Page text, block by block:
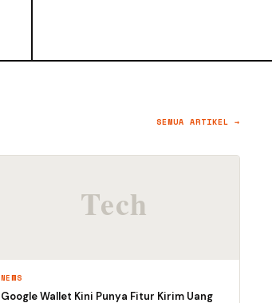
SEMUA ARTIKEL →
NEWS
Google Wallet Kini Punya Fitur Kirim Uang